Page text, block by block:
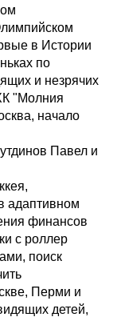
в Истории
по
и незрячих
"Молния
начало
Павел и
адаптивном
финансов
с роллер
поиск
Перми и
детей,